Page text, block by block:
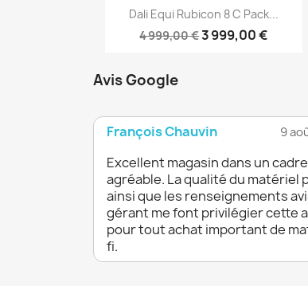
Aperçu rapide
Dali Equi Rubicon 8 C Pack...
4 999,00 €3 999,00 €
Avis Google
François Chauvin 9
Excellent magasin dans un cadre
agréable. La qualité du matériel
ainsi que les renseignements
gérant me font privilégier cette
pour tout achat important de
fi.